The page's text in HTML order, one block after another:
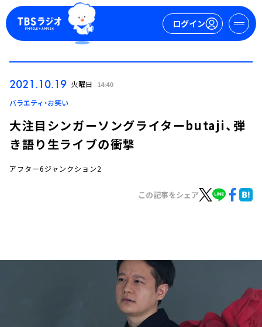
ログイン
ログイン
2021.10.19 火曜日 14:40
バラエティ・お笑い
大注目シンガーソングライターbutaji、弾
き語り生ライブの衝撃
アフター6ジャンクション2
この記事をシェア